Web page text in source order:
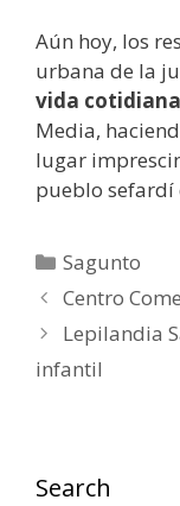
Aún hoy, los
urbana de la
vida cotidiana
Media,
lugar
pueblo sefardí
Categorías
Sagunto
Centro
Lepilandia
infantil
Search